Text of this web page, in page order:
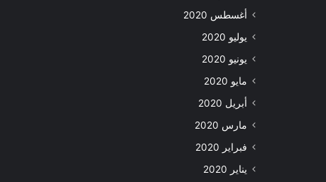
أغسطس 2020
يوليو 2020
يونيو 2020
مايو 2020
أبريل 2020
مارس 2020
فبراير 2020
يناير 2020